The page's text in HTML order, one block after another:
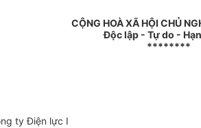
CỘNG HOÀ XÃ HỘI CHỦ
Độc lập - Tự do -
********
ty Điện lực I